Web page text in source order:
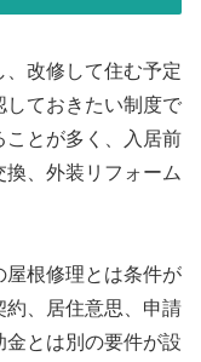
改修して住む予定
しておきたい制度で
ことが多く、入居前
、外装リフォーム
屋根修理とは条件が
約、居住意思、申請
とは別の要件が設